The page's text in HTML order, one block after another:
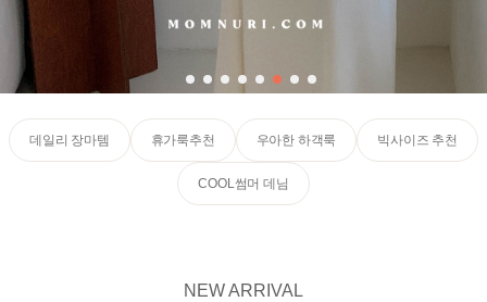
데일리 장마템 휴가룩추천 우아한 하객룩 빅사이즈 추천
COOL썸머 데님
NEW ARRIVAL